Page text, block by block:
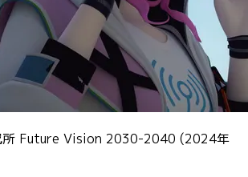
所 Future Vision 2030-2040 (2024年